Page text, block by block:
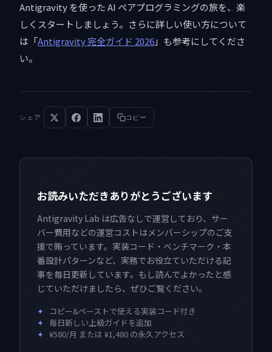
Antigravity を使った AI ペアプログラミングの旅を、楽
しくスタートしましょう。さらに詳しい使い方について
は「Antigravity 完全ガイド 2026」も参考にしてくださ
い。
シェア コピー
お読みいただきありがとうございます
Antigravity Lab は広告なしで運営しており、サー
バー費用などの運営コストはメンバーシップのご支
援で賄っています。実装コード・ベンチマーク・本
番設計パターンなど、実務でお役立ていただける記
事を毎日更新しています。もし読んでよかったと感
じていただけましたら、ぜひご覧ください。
✦
コピー&ペーストで使える実装コード付き
✦ 毎日新しい上級ガイドを追加
✦ ¥580/月 または ¥1,480 の永久アクセス